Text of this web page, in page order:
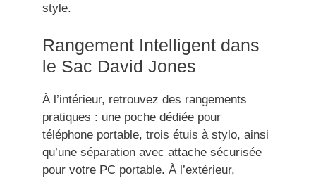
style.
Rangement Intelligent dans
le Sac David Jones
À l’intérieur, retrouvez des rangements
pratiques : une poche dédiée pour
téléphone portable, trois étuis à stylo, ainsi
qu’une séparation avec attache sécurisée
pour votre PC portable. À l’extérieur,